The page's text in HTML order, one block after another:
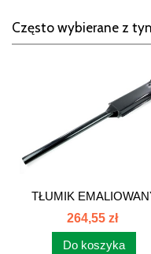
Często wybierane z
TŁUMIK
BOCZNY...
264,55 zł
Do koszyka